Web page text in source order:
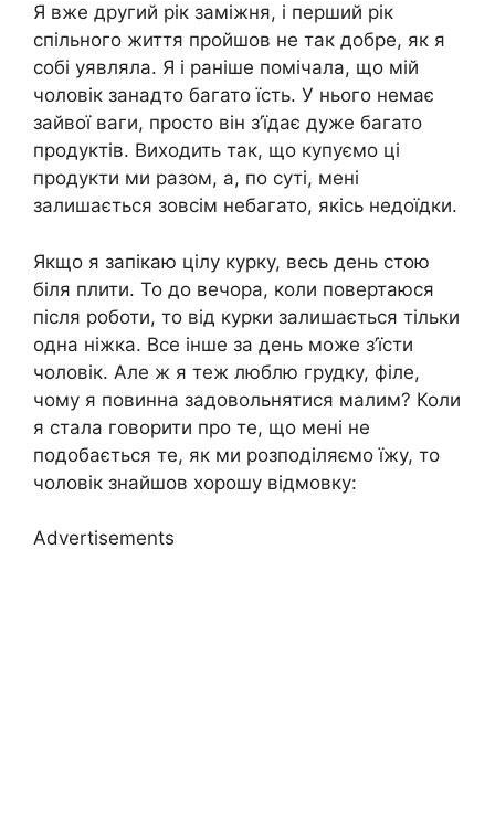
Я вже другий рік заміжня, і перший рік
спільного життя пройшов не так добре, як я
собі уявляла. Я і раніше помічала, що мій
чоловік занадто багато їсть. У нього немає
зайвої ваги, просто він з’їдає дуже багато
продуктів. Виходить так, що купуємо ці
продукти ми разом, а, по суті, мені
залишається зовсім небагато, якісь недоїдки.
Якщо я запікаю цілу курку, весь день стою
біля плити. То до вечора, коли повертаюся
після роботи, то від курки залишається тільки
одна ніжка. Все інше за день може з’їсти
чоловік. Але ж я теж люблю грудку, філе,
чому я повинна задовольнятися малим? Коли
я стала говорити про те, що мені не
подобається те, як ми розподіляємо їжу, то
чоловік знайшов хорошу відмовку:
Advertisements